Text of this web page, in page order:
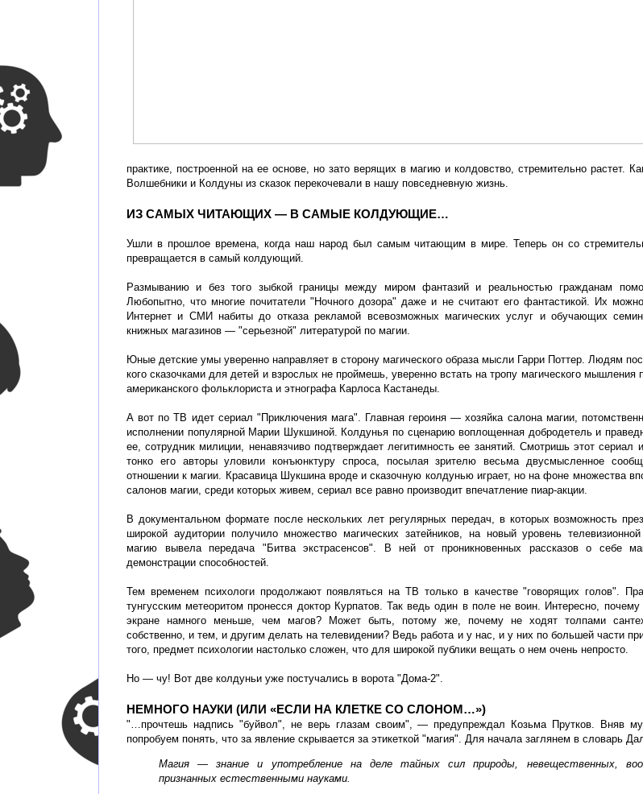
практике, построенной на ее основе, но зато верящих в магию и колдовство, стремительно растет.
Волшебники и Колдуны из сказок перекочевали в нашу повседневную жизнь.
ИЗ САМЫХ ЧИТАЮЩИХ — В САМЫЕ КОЛДУЮЩИЕ…
Ушли в прошлое времена, когда наш народ был самым читающим в мире. Теперь он со
превращается в самый колдующий.
Размыванию и без того зыбкой границы между миром фантазий и реальностью гражданам
Любопытно, что многие почитатели "Ночного дозора" даже и не считают его фантастикой. Их
Интернет и СМИ набиты до отказа рекламой всевозможных магических услуг и обучающих
книжных магазинов — "серьезной" литературой по магии.
Юные детские умы уверенно направляет в сторону магического образа мысли Гарри Поттер. Людям
кого сказочками для детей и взрослых не проймешь, уверенно встать на тропу магического мышления
американского фольклориста и этнографа Карлоса Кастанеды.
А вот по ТВ идет сериал "Приключения мага". Главная героиня — хозяйка салона магии,
исполнении популярной Марии Шукшиной. Колдунья по сценарию воплощенная добродетель и
ее, сотрудник милиции, ненавязчиво подтверждает легитимность ее занятий. Смотришь этот сериал
тонко его авторы уловили конъюнктуру спроса, посылая зрителю весьма двусмысленное
отношении к магии. Красавица Шукшина вроде и сказочную колдунью играет, но на фоне множества
салонов магии, среди которых живем, сериал все равно производит впечатление пиар-акции.
В документальном формате после нескольких лет регулярных передач, в которых возможность
широкой аудитории получило множество магических затейников, на новый уровень телевизионной
магию вывела передача "Битва экстрасенсов". В ней от проникновенных рассказов о себе
демонстрации способностей.
Тем временем психологи продолжают появляться на ТВ только в качестве "говорящих голов".
тунгусским метеоритом пронесся доктор Курпатов. Так ведь один в поле не воин. Интересно, почему
экране намного меньше, чем магов? Может быть, потому же, почему не ходят толпами
собственно, и тем, и другим делать на телевидении? Ведь работа и у нас, и у них по большей части
того, предмет психологии настолько сложен, что для широкой публики вещать о нем очень непросто.
Но — чу! Вот две колдуньи уже постучались в ворота "Дома-2".
НЕМНОГО НАУКИ (ИЛИ «ЕСЛИ НА КЛЕТКЕ СО СЛОНОМ…»)
"…прочтешь надпись "буйвол", не верь глазам своим", — предупреждал Козьма Прутков. Вняв
попробуем понять, что за явление скрывается за этикеткой "магия". Для начала заглянем в словарь
Магия — знание и употребление на деле тайных сил природы, невещественных,
признанных естественными науками.